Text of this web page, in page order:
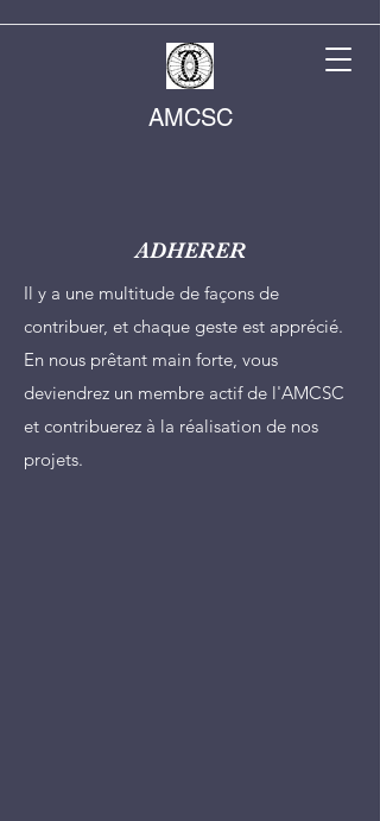
AMCSC
ADHERER
Il y a une multitude de façons de
contribuer, et chaque geste est apprécié.
En nous prêtant main forte, vous
deviendrez un membre actif de l'AMCSC
et contribuerez à la réalisation de nos
projets.